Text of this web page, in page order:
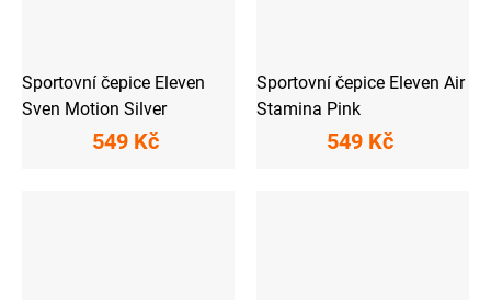
Sportovní čepice Eleven
Sven Motion Silver
549 Kč
Sportovní čepice Eleven Air
Stamina Pink
549 Kč